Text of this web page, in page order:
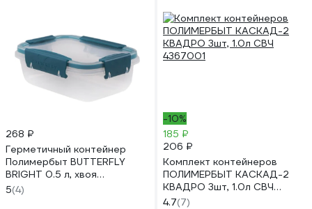
268 ₽
Герметичный контейнер
Полимербыт BUTTERFLY
BRIGHT 0.5 л, хвоя
437817800
5(4)
-10%
185 ₽
206 ₽
Комплект контейнеров
ПОЛИМЕРБЫТ КАСКАД-2
КВАДРО 3шт, 1.0л СВЧ
4367001
4.7(7)